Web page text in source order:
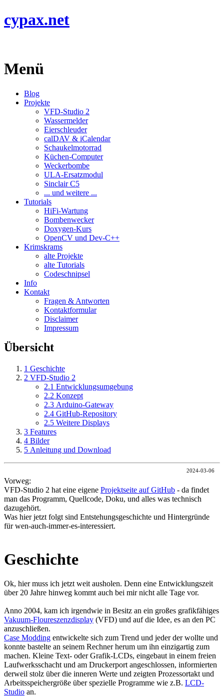
cypax.net
Menü
Blog
Projekte
VFD-Studio 2
Wassermelder
Eierschleuder
calDAV & iCalendar
Schaukelmotorrad
Küchen-Computer
Weckerbombe
ULA-Ersatzmodul
Sinclair C5
... und weitere ...
Tutorials
HiFi-Wartung
Bombenwecker
Doxygen-Kurs
OpenCV und Dev-C++
Krimskrams
alte Projekte
alte Tutorials
Codeschnipsel
Info
Kontakt
Fragen & Antworten
Kontaktformular
Disclaimer
Impressum
Übersicht
1 Geschichte
2 VFD-Studio 2
2.1 Entwicklungsumgebung
2.2 Konzept
2.3 Arduino-Gateway
2.4 GitHub-Repository
2.5 Weitere Displays
3 Features
4 Bilder
5 Anleitung und Download
2024-03-06
Vorweg:
VFD-Studio 2 hat eine eigene Projektseite auf GitHub - da findet
man das Programm, Quellcode, Doku, und alles was technisch
dazugehört.
Was hier jetzt folgt sind Entstehungsgeschichte und Hintergründe
für wen-auch-immer-es-interessiert.
Geschichte
Ok, hier muss ich jetzt weit ausholen. Denn eine Entwicklungszeit
über 20 Jahre hinweg kommt auch bei mir nicht alle Tage vor.
Anno 2004, kam ich irgendwie in Besitz an ein großes grafikfähiges
Vakuum-Floureszenzdisplay (VFD) und auf die Idee, es an den PC
anzuschließen.
Case Modding entwickelte sich zum Trend und jeder der wollte und
konnte bastelte an seinem Rechner herum um ihn einzigartig zum
machen. Kleine Text- oder Grafik-LCDs, eingebaut in einem freien
Laufwerksschacht und am Druckerport angeschlossen, informierten
derweil stolz über die inneren Werte und zeigten Prozessortakt und
Arbeitsspeichergröße über spezielle Programme wie z.B. LCD-
Studio an.